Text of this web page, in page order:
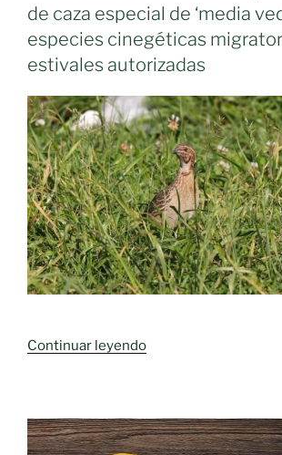
de caza especial de ‘media
especies cinegéticas
estivales autorizadas
Continuar leyendo«Castilla-
el